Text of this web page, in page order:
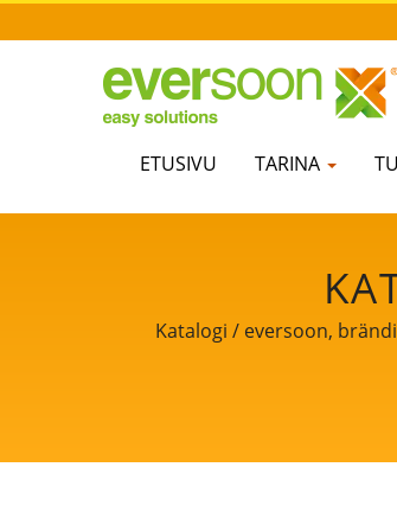
ETUSIVU TARINA
Katalogi / eversoon,
jaamme